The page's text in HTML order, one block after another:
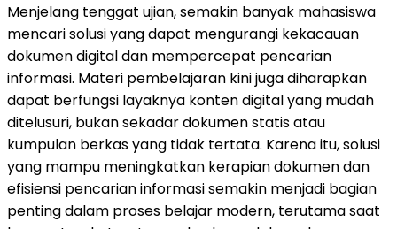
Menjelang tenggat ujian, semakin banyak mahasiswa
mencari solusi yang dapat mengurangi kekacauan
dokumen digital dan mempercepat pencarian
informasi. Materi pembelajaran kini juga diharapkan
dapat berfungsi layaknya konten digital yang mudah
ditelusuri, bukan sekadar dokumen statis atau
kumpulan berkas yang tidak tertata. Karena itu, solusi
yang mampu meningkatkan kerapian dokumen dan
efisiensi pencarian informasi semakin menjadi bagian
penting dalam proses belajar modern, terutama saat